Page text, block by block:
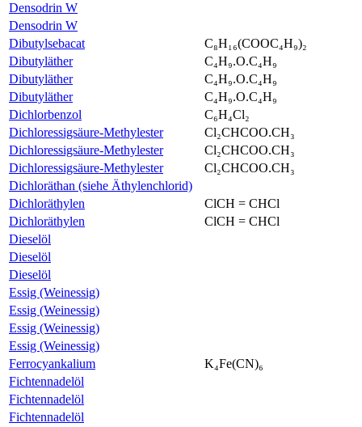
Densodrin W
Densodrin W
Dibutylsebacat
C₈H₁₆(COOC₄H₉)₂
Dibutyläther
C₄H₉.O.C₄H₉
Dibutyläther
C₄H₉.O.C₄H₉
Dibutyläther
C₄H₉.O.C₄H₉
Dichlorbenzol
C₆H₄Cl₂
Dichloressigsäure-Methylester
Cl₂CHCOO.CH₃
Dichloressigsäure-Methylester
Cl₂CHCOO.CH₃
Dichloressigsäure-Methylester
Cl₂CHCOO.CH₃
Dichloräthan (siehe Äthylenchlorid)
Dichloräthylen
ClCH = CHCl
Dichloräthylen
ClCH = CHCl
Dieselöl
Dieselöl
Dieselöl
Essig (Weinessig)
Essig (Weinessig)
Essig (Weinessig)
Essig (Weinessig)
Ferrocyankalium
K₄Fe(CN)₆
Fichtennadelöl
Fichtennadelöl
Fichtennadelöl